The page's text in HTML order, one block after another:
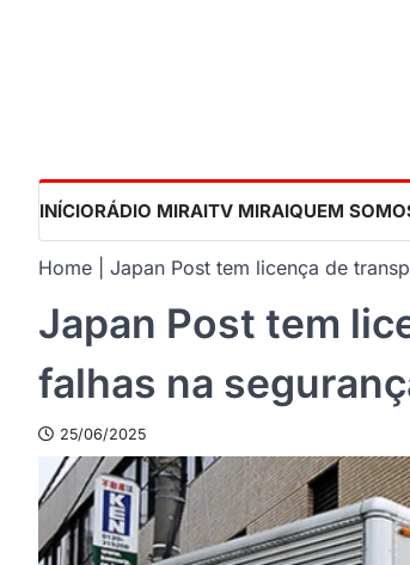
INÍCIORÁDIO MIRAITV MIRAIQUEM
Home Japan Post tem licença de
Japan Post tem
falhas na
25/06/2025